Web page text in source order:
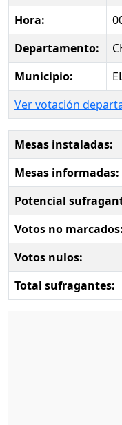
Hora:
Departamento:
Municipio:
Ver votación
Mesas instaladas:
Mesas informadas:
Potencial
Votos no marcados:
Votos nulos:
Total sufragantes: